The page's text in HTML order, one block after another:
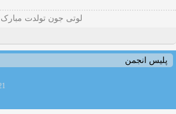
لوتی جون تولدت مبارک
پلیس انجمن